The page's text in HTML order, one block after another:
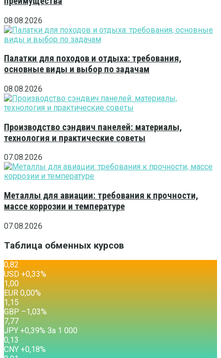
08.08.2026
Палатки для походов и отдыха: требования,
основные виды и выбор по задачам
08.08.2026
Производство сэндвич панелей: материалы,
технология и практические советы
07.08.2026
Металлы для авиации: требования к прочности,
массе коррозии и температуре
07.08.2026
Таблица обменных курсов
0,82
USD +0,33%
1,00
EUR 0,00%
1,15
GBP –1,03%
7,77
JPY +0,39% За 1 000
0,13
CNY +0,18%